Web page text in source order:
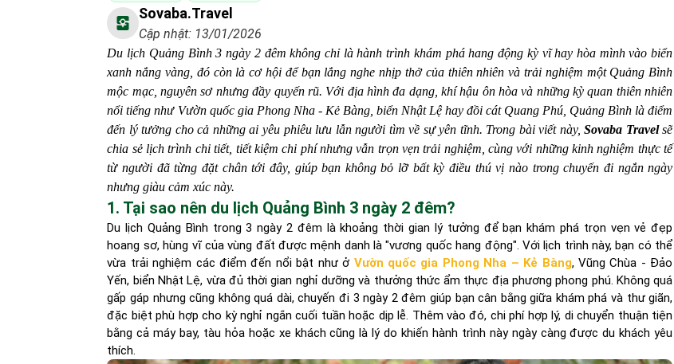
Sovaba.travel
Cập nhật: 13/01/2026
Du lịch Quảng Bình 3 ngày 2 đêm không chỉ là hành trình khám phá hang động kỳ vĩ hay hòa mình vào biển
xanh nắng vàng, đó còn là cơ hội để bạn lắng nghe nhịp thở của thiên nhiên và trải nghiệm một Quảng Bình
mộc mạc, nguyên sơ nhưng đầy quyến rũ. Với địa hình đa dạng, khí hậu ôn hòa và những kỳ quan thiên nhiên
nổi tiếng như Vườn quốc gia Phong Nha - Kẻ Bàng, biển Nhật Lệ hay đồi cát Quang Phú, Quảng Bình là điểm
đến lý tưởng cho cả những ai yêu phiêu lưu lẫn người tìm về sự yên tĩnh. Trong bài viết này,Sovaba Travelsẽ
chia sẻ lịch trình chi tiết, tiết kiệm chi phí nhưng vẫn trọn vẹn trải nghiệm, cùng với những kinh nghiệm thực tế
từ người đã từng đặt chân tới đây, giúp bạn không bỏ lỡ bất kỳ điều thú vị nào trong chuyến đi ngắn ngày
nhưng giàu cảm xúc này.
1. Tại sao nên du lịch Quảng Bình 3 ngày 2 đêm?
Du lịch Quảng Bình trong 3 ngày 2 đêm là khoảng thời gian lý tưởng để bạn khám phá trọn vẹn vẻ đẹp
hoang sơ, hùng vĩ của vùng đất được mệnh danh là "vương quốc hang động". Với lịch trình này, bạn có thể
vừa trải nghiệm các điểm đến nổi bật như ở Vườn quốc gia Phong Nha – Kẻ Bàng, Vũng Chùa - Đảo
Yến, biển Nhật Lệ, vừa đủ thời gian nghỉ dưỡng và thưởng thức ẩm thực địa phương phong phú. Không quá
gấp gáp nhưng cũng không quá dài, chuyến đi 3 ngày 2 đêm giúp bạn cân bằng giữa khám phá và thư giãn,
đặc biệt phù hợp cho kỳ nghỉ ngắn cuối tuần hoặc dịp lễ. Thêm vào đó, chi phí hợp lý, di chuyển thuận tiện
bằng cả máy bay, tàu hỏa hoặc xe khách cũng là lý do khiến hành trình này ngày càng được du khách yêu
thích.